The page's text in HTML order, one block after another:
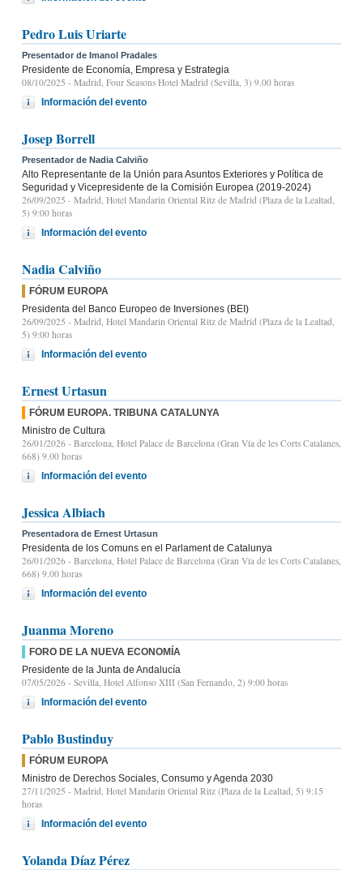
Pedro Luis Uriarte
Presentador de Imanol Pradales
Presidente de Economía, Empresa y Estrategia
08/10/2025 - Madrid, Four Seasons Hotel Madrid (Sevilla, 3) 9.00 horas
Información del evento
Josep Borrell
Presentador de Nadia Calviño
Alto Representante de la Unión para Asuntos Exteriores y Política de
Seguridad y Vicepresidente de la Comisión Europea (2019-2024)
26/09/2025 - Madrid, Hotel Mandarin Oriental Ritz de Madrid (Plaza de la Lealtad,
5) 9:00 horas
Información del evento
Nadia Calviño
FÓRUM EUROPA
Presidenta del Banco Europeo de Inversiones (BEI)
26/09/2025 - Madrid, Hotel Mandarin Oriental Ritz de Madrid (Plaza de la Lealtad,
5) 9:00 horas
Información del evento
Ernest Urtasun
FÓRUM EUROPA. TRIBUNA CATALUNYA
Ministro de Cultura
26/01/2026 - Barcelona, Hotel Palace de Barcelona (Gran Vía de les Corts Catalanes,
668) 9.00 horas
Información del evento
Jessica Albiach
Presentadora de Ernest Urtasun
Presidenta de los Comuns en el Parlament de Catalunya
26/01/2026 - Barcelona, Hotel Palace de Barcelona (Gran Vía de les Corts Catalanes,
668) 9.00 horas
Información del evento
Juanma Moreno
FORO DE LA NUEVA ECONOMÍA
Presidente de la Junta de Andalucía
07/05/2026 - Sevilla, Hotel Alfonso XIII (San Fernando, 2) 9:00 horas
Información del evento
Pablo Bustinduy
FÓRUM EUROPA
Ministro de Derechos Sociales, Consumo y Agenda 2030
27/11/2025 - Madrid, Hotel Mandarin Oriental Ritz (Plaza de la Lealtad, 5) 9:15
horas
Información del evento
Yolanda Díaz Pérez